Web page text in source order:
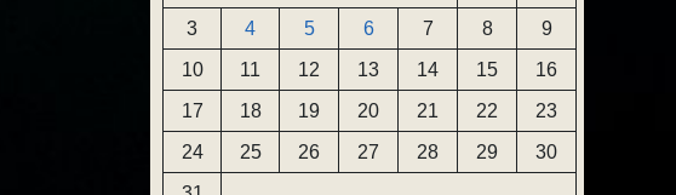
3
4 5 6 7 8
9
10
11 12 13 14 15
16
17
18 19 20 21 22
23
24
25 26 27 28 29
30